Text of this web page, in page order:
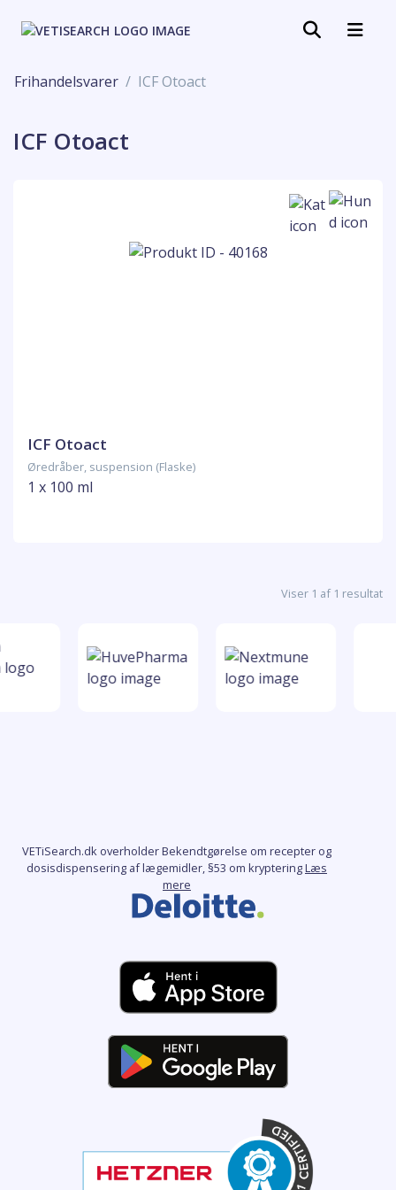
Frihandelsvarer ICF Otoact
ICF Otoact
ICF Otoact
Øredråber, suspension (Flaske)
1 x 100 ml
Viser 1 af 1 resultat
VETiSearch.dk overholder Bekendtgørelse om recepter og
dosisdispensering af lægemidler, §53 om krypteringLæs
mere